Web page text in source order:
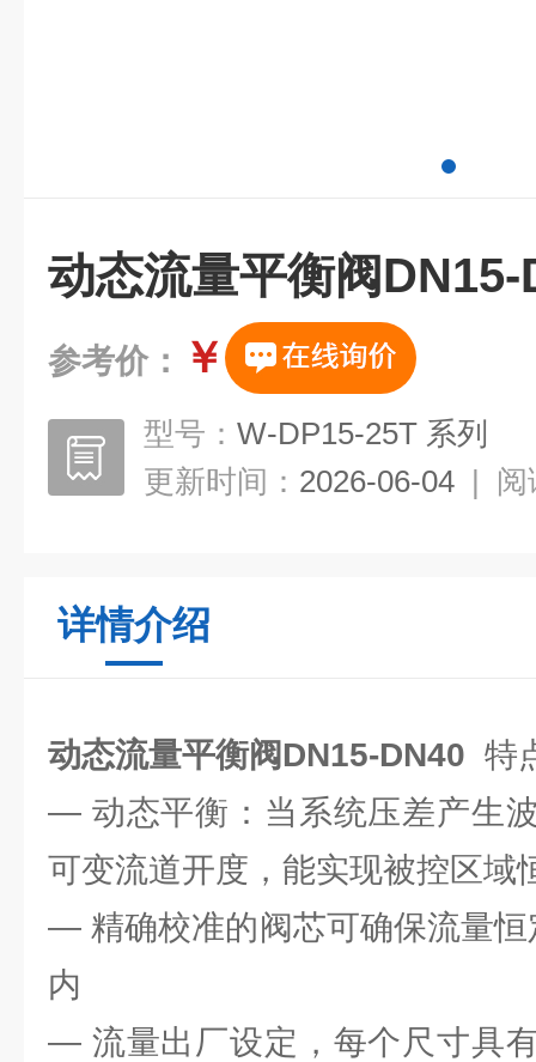
动态流量平衡阀DN15-
参考价： ￥
型号： W-DP15-25T 系列
更新时间： 2026-06-04 | 阅
详情介绍
动态流量平衡阀DN15-DN40 特
— 动态平衡：当系统压差产生
可变流道开度，能实现被控区域
— 精确校准的阀芯可确保流量
内
— 流量出厂设定，每个尺寸具